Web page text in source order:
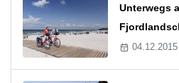
Unterwegs